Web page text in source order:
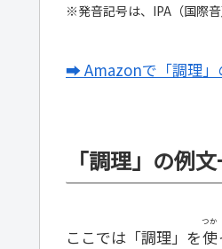
※発音記号は、IPA（国際音
➡ Amazonで「調理」
「調理」の例
ここでは「調理」を使
つか